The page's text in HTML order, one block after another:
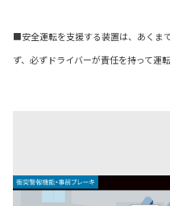
■安全運転を支援する装置は、あくま
ず、必ずドライバーが責任を持って運